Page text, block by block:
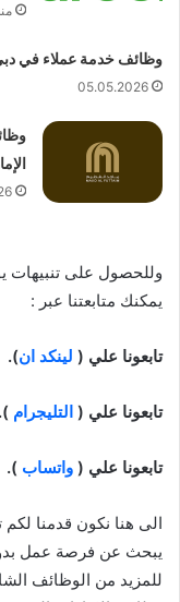
منذ 3
وظائف خدمة عملاء في دبي
05.05.2026
الإمارات
وللحصول على تنبيهات
يمكنك متابعتنا عبر :
تابعونا علي ( لينكد ان).
تابعونا علي ( التليجرام ).
تابعونا علي ( واتساب ).
الى هنا نكون قدمنا
يبحث عن فرصة عمل
للمزيد من الوظائف